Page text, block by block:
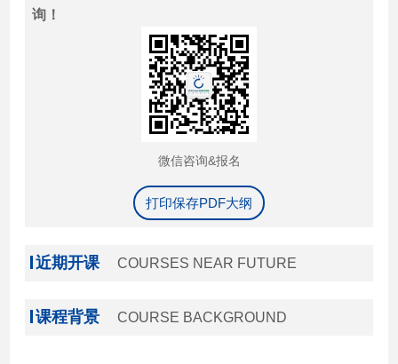
询！
微信咨询&报名
打印保存PDF大纲
近期开课 COURSES NEAR FUTURE
课程背景 COURSE BACKGROUND